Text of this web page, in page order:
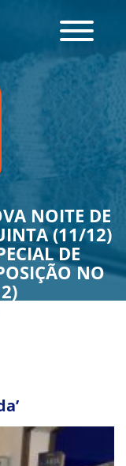
Toggle
NOITE DE
(11/12)
DE
NO